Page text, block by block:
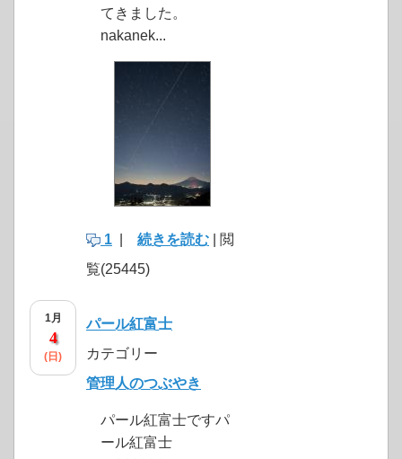
てきました。
nakanek...
1 続きを読む | 閲
覧(25445)
1月
4
(日)
パール紅富士
カテゴリー
管理人のつぶやき
パール紅富士ですパ
ール紅富士